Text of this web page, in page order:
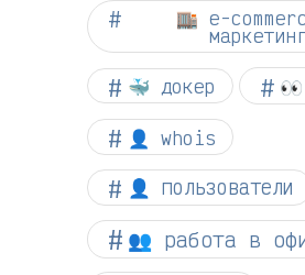
🏬 e-
🐳 докер
👤 whois
👤 пользователи
👥 работа в